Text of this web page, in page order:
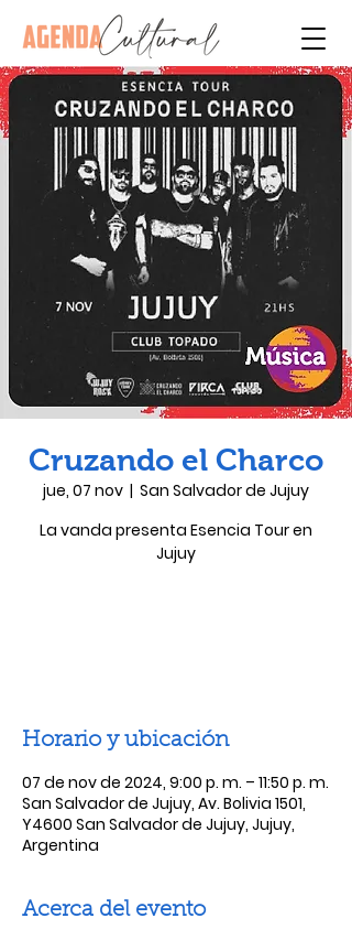
Cruzando el Charco
jue, 07 nov
  |
San Salvador de Jujuy
La vanda presenta Esencia Tour en
Jujuy
Horario y ubicación
07 de nov de 2024, 9:00 p. m. – 11:50 p. m.
San Salvador de Jujuy, Av. Bolivia 1501,
Y4600 San Salvador de Jujuy, Jujuy,
Argentina
Acerca del evento